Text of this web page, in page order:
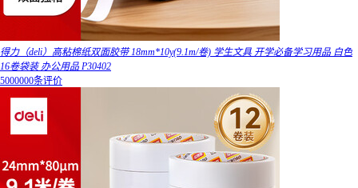
得力（deli）高粘棉纸双面胶带 18mm*10y(9.1m/卷) 学生文具 开学必备学习用品 白色
16卷袋装 办公用品 P30402
5000000条评价